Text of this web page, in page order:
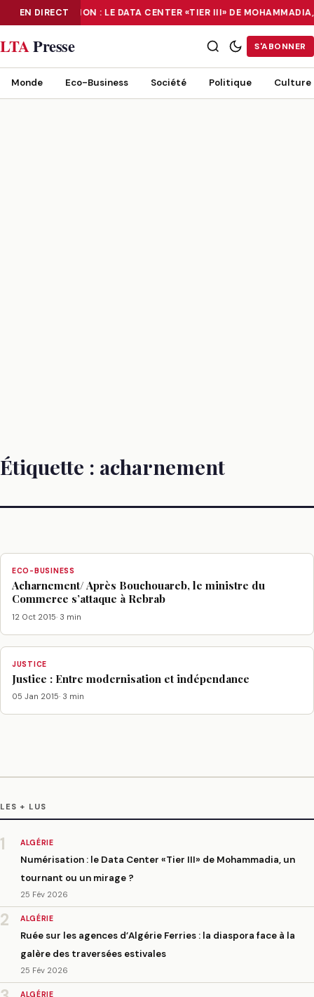
EN DIRECT
NUMÉRISATION : LE DATA CENTER «TIER III» DE
NUMÉRISATION : LE DATA CENTER «TIER III» DE MOHAMMADIA, UN
LTAPresse S'ABONNER
Monde Eco-Business Société Politique Culture
Étiquette : acharnement
ECO-BUSINESS
Acharnement/ Après Bouchouareb, le ministre du
Commerce s’attaque à Rebrab
12 Oct 2015· 3 min
JUSTICE
Justice : Entre modernisation et indépendance
05 Jan 2015· 3 min
LES + LUS
1 ALGÉRIE
Numérisation : le Data Center «Tier III» de Mohammadia, un
tournant ou un mirage ?
25 Fév 2026
2 ALGÉRIE
Ruée sur les agences d’Algérie Ferries : la diaspora face à la
galère des traversées estivales
25 Fév 2026
ALGÉRIE